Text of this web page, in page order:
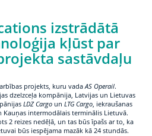
izstrādātā
kļūst par
sastāvdaļu
projekts, kuru vadaAS Operail.
dzelzceļa kompānija, Latvijas un Lietuvas
LDZ Cargo un LTG Cargo, iekraušanas
Kauņas intermodālais terminālis Lietuvā.
2 reizes nedēļā, un tas būs īpašs ar to, ka
būs iespējama mazāk kā 24 stundās.